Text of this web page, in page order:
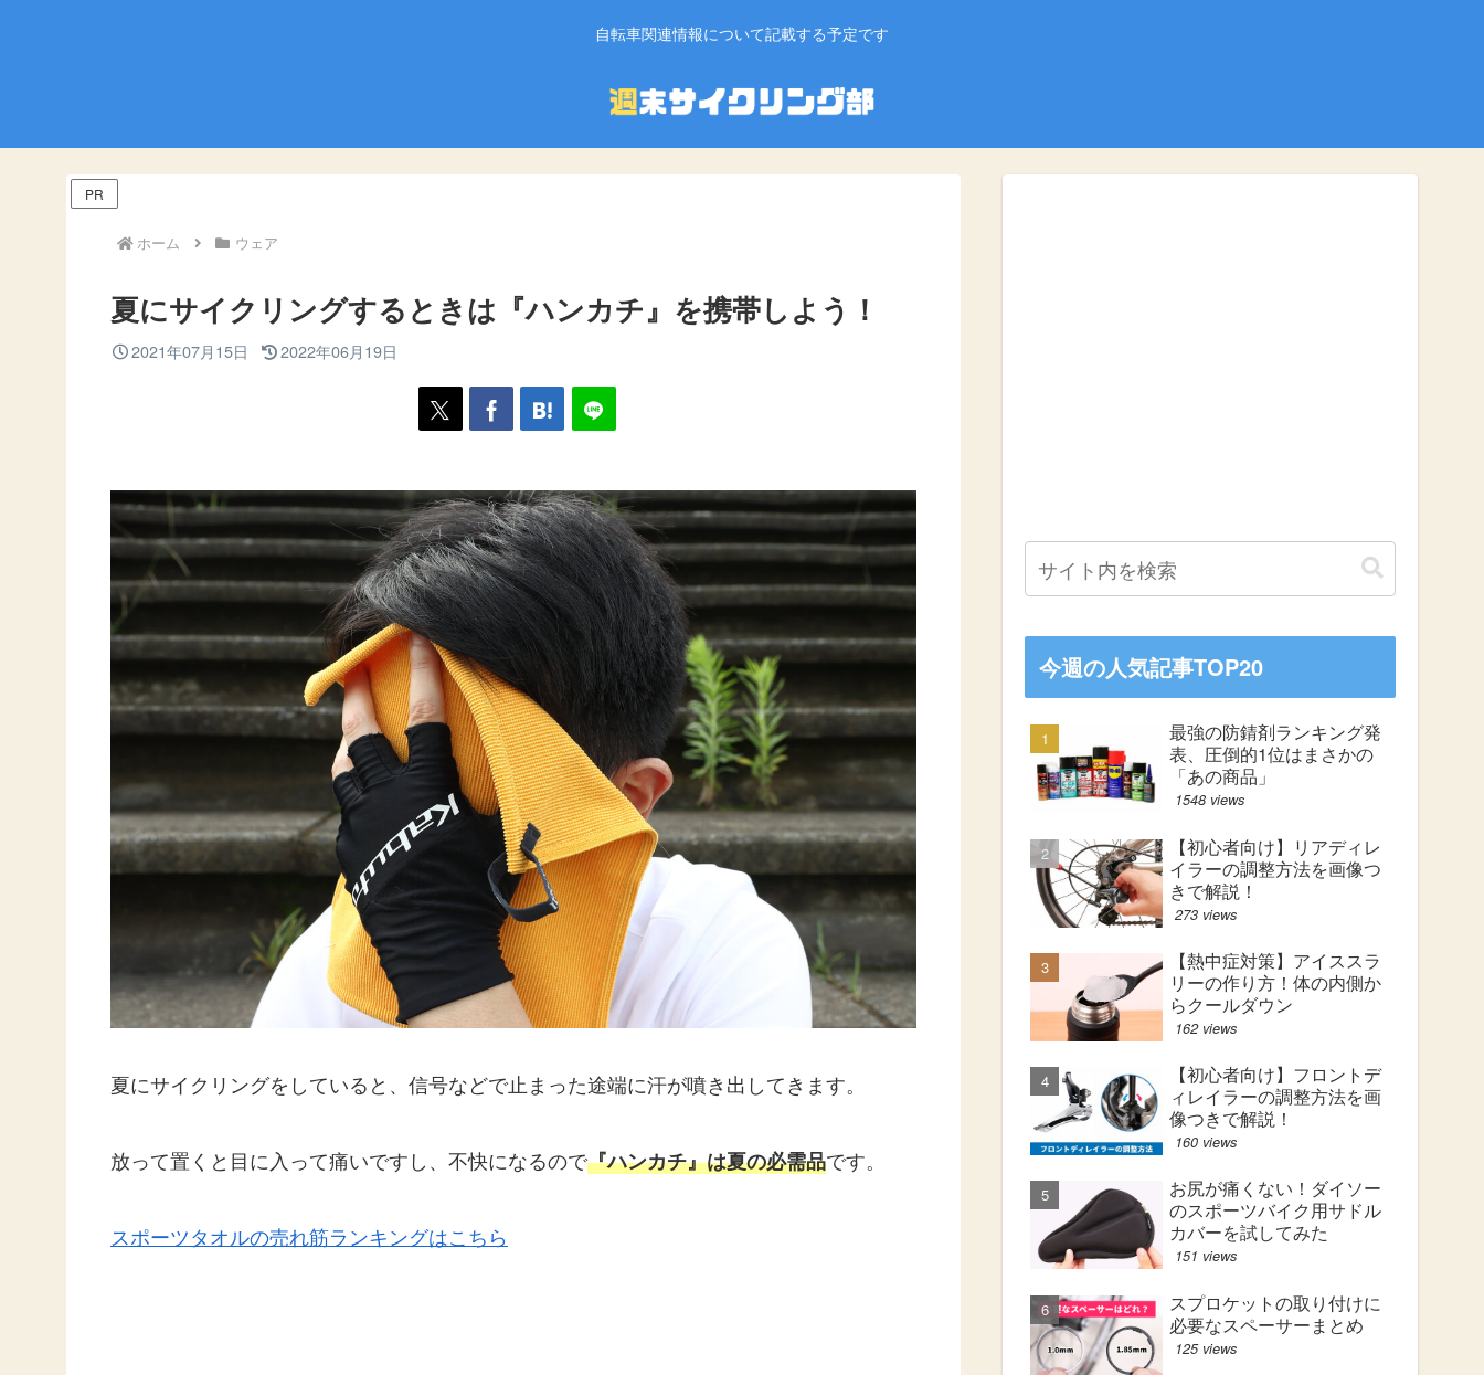
自転車関連情報について記載する予定です
PR
ホーム ウェア
夏にサイクリングするときは『ハンカチ』を携帯しよう！
2021年07月15日 2022年06月19日
夏にサイクリングをしていると、信号などで止まった途端に汗が噴き出してきます。
放って置くと目に入って痛いですし、不快になるので『ハンカチ』は夏の必需品です。
スポーツタオルの売れ筋ランキングはこちら
今週の人気記事TOP20
最強の防錆剤ランキング発
表、圧倒的1位はまさかの
「あの商品」
1548 views
【初心者向け】リアディレ
イラーの調整方法を画像つ
きで解説！
273 views
【熱中症対策】アイススラ
リーの作り方！体の内側か
らクールダウン
162 views
【初心者向け】フロントデ
ィレイラーの調整方法を画
像つきで解説！
160 views
お尻が痛くない！ダイソー
のスポーツバイク用サドル
カバーを試してみた
151 views
スプロケットの取り付けに
必要なスペーサーまとめ
125 views